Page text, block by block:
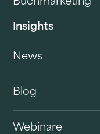
Insights
News
Blog
Webinare